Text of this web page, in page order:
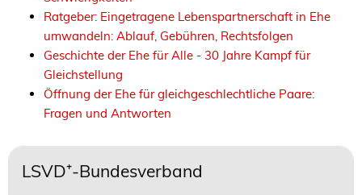
Ratgeber: Eingetragene Lebenspartnerschaft in Ehe
umwandeln: Ablauf, Gebühren, Rechtsfolgen
Geschichte der Ehe für Alle - 30 Jahre Kampf für
Gleichstellung
Öffnung der Ehe für gleichgeschlechtliche Paare:
Fragen und Antworten
LSVD⁺-Bundesverband